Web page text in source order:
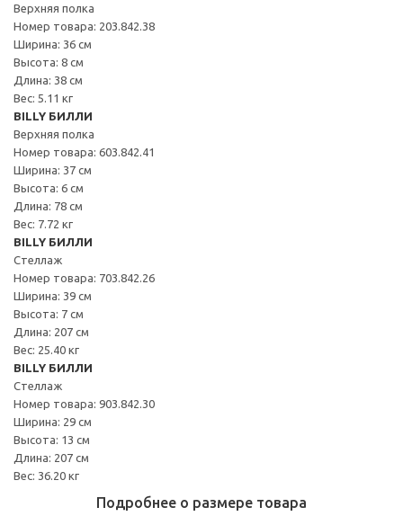
Верхняя полка
Номер товара: 203.842.38
Ширина: 36 см
Высота: 8 см
Длина: 38 см
Вес: 5.11 кг
BILLY БИЛЛИ
Верхняя полка
Номер товара: 603.842.41
Ширина: 37 см
Высота: 6 см
Длина: 78 см
Вес: 7.72 кг
BILLY БИЛЛИ
Стеллаж
Номер товара: 703.842.26
Ширина: 39 см
Высота: 7 см
Длина: 207 см
Вес: 25.40 кг
BILLY БИЛЛИ
Стеллаж
Номер товара: 903.842.30
Ширина: 29 см
Высота: 13 см
Длина: 207 см
Вес: 36.20 кг
Подробнее о размере товара